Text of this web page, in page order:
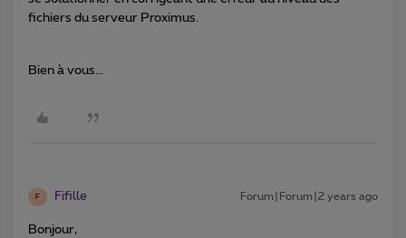
fichiers du serveur Proximus.
Bien à vous...
F Fifille Forum|Forum|2 years ago
Bonjour,